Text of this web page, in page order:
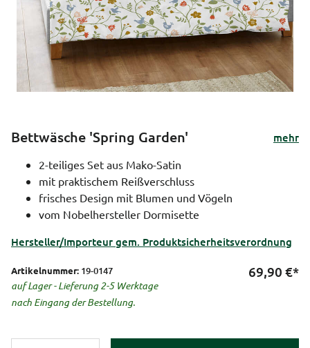
Bettwäsche 'Spring Garden'
mehr
2-teiliges Set aus Mako-Satin
mit praktischem Reißverschluss
frisches Design mit Blumen und Vögeln
vom Nobelhersteller Dormisette
Hersteller/Importeur gem. Produktsicherheitsverordnung
Artikelnummer: 19-0147
auf Lager - Lieferung 2-5 Werktage
nach Eingang der Bestellung.
69,90 €*